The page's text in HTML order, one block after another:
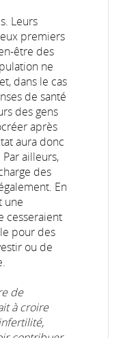
Leurs
premiers
être des
ne
dans le cas
de santé
des gens
après
aura donc
ailleurs,
des
En
une
cesseraient
pour des
ou de
de
à croire